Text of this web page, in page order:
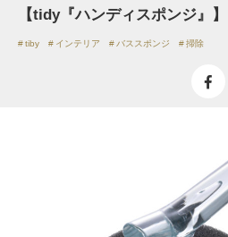
【tidy『ハンディスポンジ』】
tiby インテリア バススポンジ 掃除